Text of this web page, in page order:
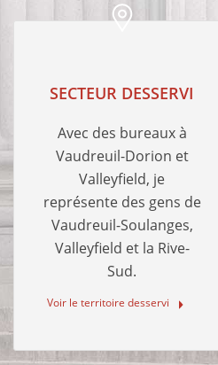
SECTEUR DESSERVI
Avec des bureaux à
Vaudreuil-Dorion et
Valleyfield, je
représente des gens de
Vaudreuil-Soulanges,
Valleyfield et la Rive-
Sud.
Voir le territoire desservi